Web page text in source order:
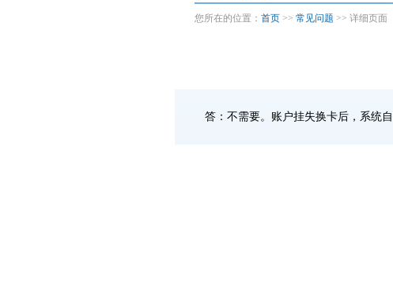
您所在的位置： 首页 >> 常见问题 >> 详细页面
答：不需要。账户挂失换卡后，系统